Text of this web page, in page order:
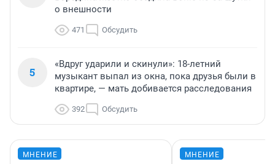
о внешности
471 Обсудить
5
«Вдруг ударили и скинули»: 18-летний
музыкант выпал из окна, пока друзья были в
квартире, — мать добивается расследования
392 Обсудить
МНЕНИЕ МНЕНИЕ